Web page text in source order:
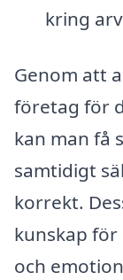
kring
Genom att
företag för
kan man få
samtidigt
korrekt.
kunskap
och